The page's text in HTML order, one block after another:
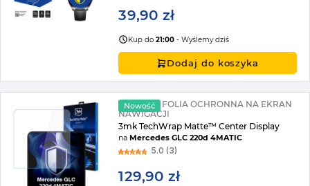
39,90 zł
Kup do21:00 - Wyślemy dziś
Dodaj do koszyka
Nowość
MATOWA FOLIA OCHRONNA NA EKRAN
NAWIGACJI
3mk TechWrap Matte™ Center Display
naMercedes GLC 220d 4MATIC
5.0 (3)
129,90 zł